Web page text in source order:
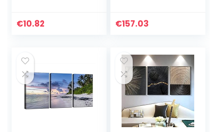
Niet ingelijst
€10.82
City Canvas
€157.03